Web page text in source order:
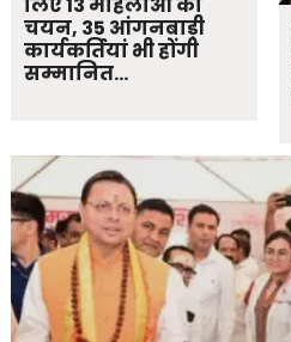
चयन, 35 आंगनबाड़ी
कार्यकर्तियां भी होंगी
सम्मानित…